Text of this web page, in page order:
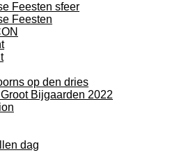
Feesten sfeer
Feesten
op den dries
Bijgaarden 2022
dag